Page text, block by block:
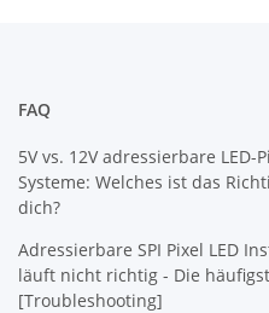
FAQ
5V vs. 12V adressierbare LED-
Systeme: Welches ist das
dich?
Adressierbare SPI Pixel LED
läuft nicht richtig - Die
[Troubleshooting]